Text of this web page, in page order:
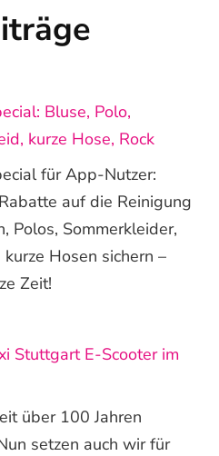
Bluse, Polo,
kurze Hose, Rock
für App-Nutzer:
auf die Reinigung
Polos, Sommerkleider,
kurze Hosen sichern –
Zeit!
Stuttgart E-Scooter im
über 100 Jahren
setzen auch wir für